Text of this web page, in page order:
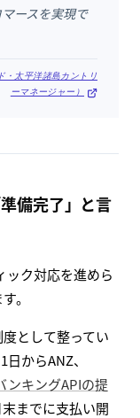
ースを実現で
太平洋諸島カントリ
ーマネージャー）
備完了」と言
ック対応を進めら
。
として整ってい
からANZ、
ンキングAPIの提
までに支払い開